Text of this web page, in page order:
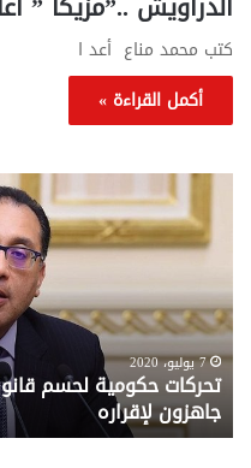
كتب محمد مناع أعد ا
أكمل القراءة »
تحركات
حكومية
لحسم
قانون
القديم..والبرلمان:
جاهزون
لإقراره
7 يوليو، 2020
تحركات حكومية لحسم قانون
جاهزون لإقراره